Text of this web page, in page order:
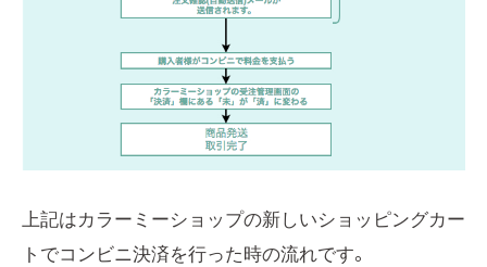
上記はカラーミーショップの新しいショッピングカー
トでコンビニ決済を行った時の流れです。